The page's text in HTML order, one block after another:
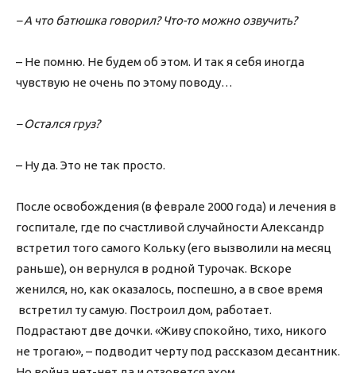
– А что батюшка говорил? Что-то можно озвучить?
– Не помню. Не будем об этом. И так я себя иногда
чувствую не очень по этому поводу…
– Остался груз?
– Ну да. Это не так просто.
После освобождения (в феврале 2000 года) и лечения в
госпитале, где по счастливой случайности Александр
встретил того самого Кольку (его вызволили на месяц
раньше), он вернулся в родной Турочак. Вскоре
женился, но, как оказалось, поспешно, а в свое время
встретил ту самую. Построил дом, работает.
Подрастают две дочки. «Живу спокойно, тихо, никого
не трогаю», – подводит черту под рассказом десантник.